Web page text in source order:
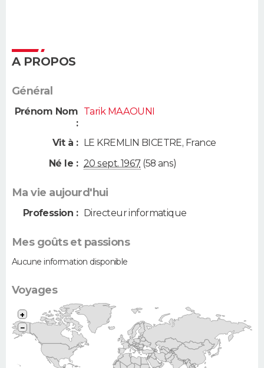
A PROPOS
Général
Prénom Nom
:
Tarik MAAOUNI
Vit à : LE KREMLIN BICETRE, France
Né le : 20 sept. 1967(58 ans)
Ma vie aujourd'hui
Profession : Directeur informatique
Mes goûts et passions
Aucune information disponible
Voyages
+
−